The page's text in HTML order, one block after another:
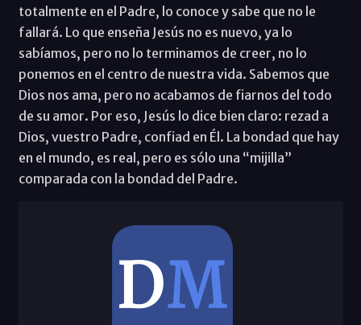
totalmente en el Padre, lo conoce y sabe que no le
fallará. Lo que enseña Jesús no es nuevo, ya lo
sabíamos, pero no lo terminamos de creer, no lo
ponemos en el centro de nuestra vida. Sabemos que
Dios nos ama, pero no acabamos de fiarnos del todo
de su amor. Por eso, Jesús lo dice bien claro: rezad a
Dios, vuestro Padre, confiad en Él. La bondad que hay
en el mundo, es real, pero es sólo una “mijilla”
comparada con la bondad del Padre.